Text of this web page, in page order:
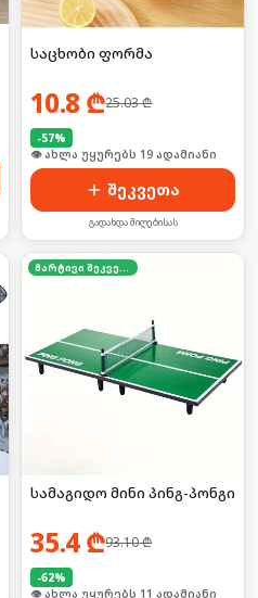
საცხობი ფორმა
10.8 ₾25.03₾
-57%
🛒 ბოლო 24სთ-ში იყიდა 31-მა
შეკვეთა
გადახდა მიღებისას
მარტივი შეკვეთა
სამაგიდო მინი პინგ-პონგი
35.4₾93.10₾
-62%
🛒 ბოლო 24სთ-ში იყიდა 16-მა